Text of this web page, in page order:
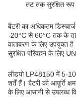
तट तक सुरक्षित
बैटरी का अधिकतम
-20°C से 60°C तक के
वातावरण के लिए उपयुक्त
सुरक्षित परिवहन के लिए
लीडयो LP48150 में 5-
शर्तें हैं। बैटरी की आपूर्ति
के लिए आसानी से उपलब्ध